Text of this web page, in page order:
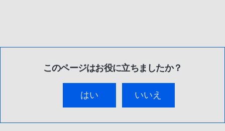
このページはお役に立ちましたか？
はい いいえ